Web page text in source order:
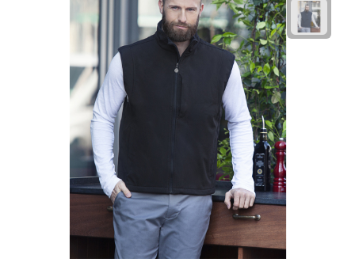
Bureauklokken
Bureaulampen
Bureau onderleggers
Bureau organizers
Bureausets
Bureau ventilatoren